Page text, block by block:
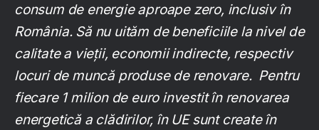
consum de energie aproape zero, inclusiv în
România. Să nu uităm de beneficiile la nivel de
calitate a vieții, economii indirecte, respectiv
locuri de muncă produse de renovare. Pentru
fiecare 1 milion de euro investit în renovarea
energetică a clădirilor, în UE sunt create în